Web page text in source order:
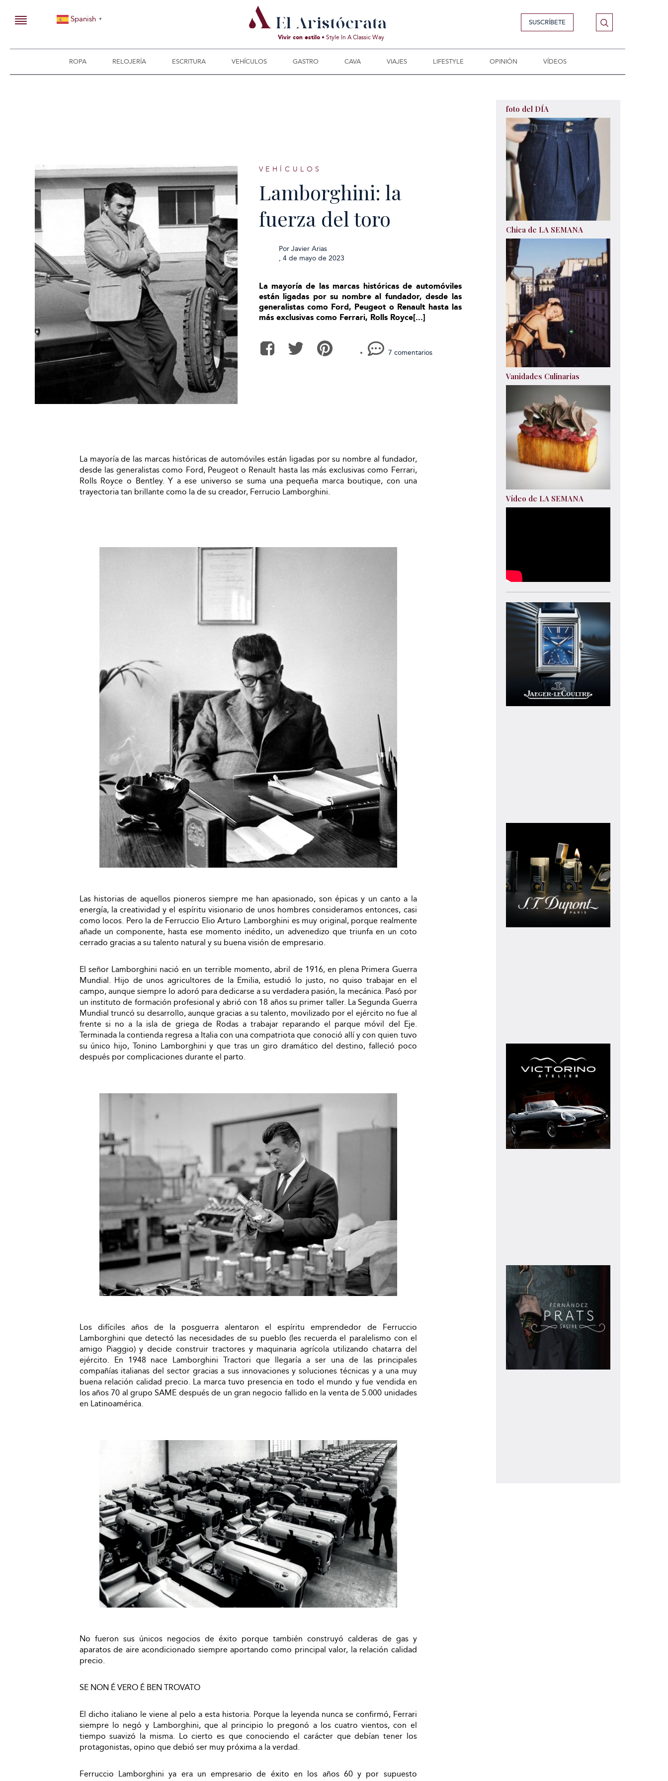
Spanish ▼
Vivir con estilo • Style In A Classic Way
SUSCRÍBETE
ROPA RELOJERÍA ESCRITURA VEHÍCULOS GASTRO CAVA VIAJES LIFESTYLE OPINIÓN VÍDEOS
VEHÍCULOS
Lamborghini: la
fuerza del toro
PorJavier Arias
, 4 de mayo de 2023
La mayoría de las marcas históricas de automóviles
están ligadas por su nombre al fundador, desde las
generalistas como Ford, Peugeot o Renault hasta las
más exclusivas como Ferrari, Rolls Royce[...]
7 comentarios
La mayoría de las marcas históricas de automóviles están ligadas por su nombre al fundador,
desde las generalistas como Ford, Peugeot o Renault hasta las más exclusivas como Ferrari,
Rolls Royce o Bentley. Y a ese universo se suma una pequeña marca boutique, con una
trayectoria tan brillante como la de su creador, Ferrucio Lamborghini.
Las historias de aquellos pioneros siempre me han apasionado, son épicas y un canto a la
energía, la creatividad y el espíritu visionario de unos hombres consideramos entonces, casi
como locos. Pero la de Ferruccio Elio Arturo Lamborghini es muy original, porque realmente
añade un componente, hasta ese momento inédito, un advenedizo que triunfa en un coto
cerrado gracias a su talento natural y su buena visión de empresario.
El señor Lamborghini nació en un terrible momento, abril de 1916, en plena Primera Guerra
Mundial. Hijo de unos agricultores de la Emilia, estudió lo justo, no quiso trabajar en el
campo, aunque siempre lo adoró para dedicarse a su verdadera pasión, la mecánica. Pasó por
un instituto de formación profesional y abrió con 18 años su primer taller. La Segunda Guerra
Mundial truncó su desarrollo, aunque gracias a su talento, movilizado por el ejército no fue al
frente si no a la isla de griega de Rodas a trabajar reparando el parque móvil del Eje.
Terminada la contienda regresa a Italia con una compatriota que conoció allí y con quien tuvo
su único hijo, Tonino Lamborghini y que tras un giro dramático del destino, falleció poco
después por complicaciones durante el parto.
Los difíciles años de la posguerra alentaron el espíritu emprendedor de Ferruccio
Lamborghini que detectó las necesidades de su pueblo (les recuerda el paralelismo con el
amigo Piaggio) y decide construir tractores y maquinaria agrícola utilizando chatarra del
ejército. En 1948 nace Lamborghini Tractori que llegaría a ser una de las principales
compañías italianas del sector gracias a sus innovaciones y soluciones técnicas y a una muy
buena relación calidad precio. La marca tuvo presencia en todo el mundo y fue vendida en
los años 70 al grupo SAME después de un gran negocio fallido en la venta de 5.000 unidades
en Latinoamérica.
No fueron sus únicos negocios de éxito porque también construyó calderas de gas y
aparatos de aire acondicionado siempre aportando como principal valor, la relación calidad
precio.
SE NON É VERO É BEN TROVATO
El dicho italiano le viene al pelo a esta historia. Porque la leyenda nunca se confirmó, Ferrari
siempre lo negó y Lamborghini, que al principio lo pregonó a los cuatro vientos, con el
tiempo suavizó la misma. Lo cierto es que conociendo el carácter que debían tener los
protagonistas, opino que debió ser muy próxima a la verdad.
Ferruccio Lamborghini ya era un empresario de éxito en los años 60 y por supuesto
foto del DÍA
Chica de LA SEMANA
Vanidades Culinarias
Vídeo de LA SEMANA